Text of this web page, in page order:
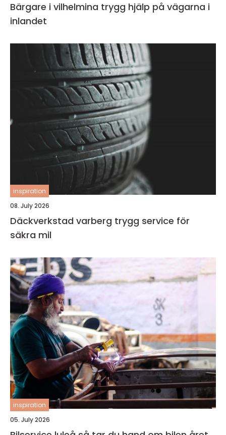
Bärgare i vilhelmina trygg hjälp på vägarna i
inlandet
inspiration
08. July 2026
Däckverkstad varberg trygg service för
säkra mil
inspiration
05. July 2026